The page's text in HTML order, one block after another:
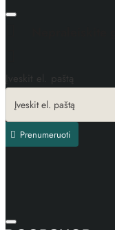
Įveskit el. paštą
Prenumeruoti